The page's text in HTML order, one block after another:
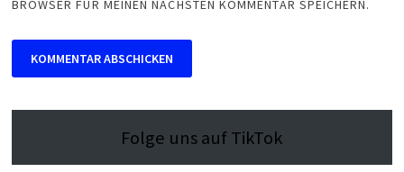
BROWSER FÜR MEINEN NÄCHSTEN KOMMENTAR SPEICHERN.
Folge uns auf TikTok